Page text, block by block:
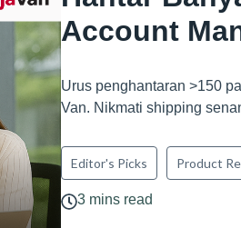
Account
Urus penghantaran >150
Van. Nikmati shipping
Editor's Picks Product
3 mins read